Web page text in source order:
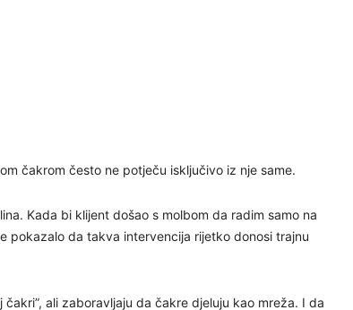
čakrom često ne potječu isključivo iz nje same.
Kada bi klijent došao s molbom da radim samo na
pokazalo da takva intervencija rijetko donosi trajnu
ali zaboravljaju da čakre djeluju kao mreža. I da